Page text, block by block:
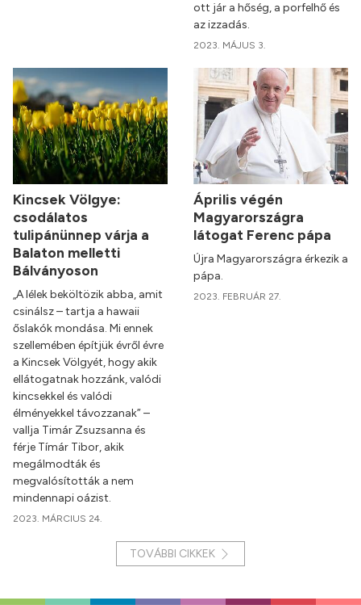
ott jár a hőség, a porfelhő és
az izzadás.
2023. MÁJUS 3.
Kincsek Völgye:
csodálatos
tulipánünnep várja a
Balaton melletti
Bálványoson
„A lélek beköltözik abba, amit
csinálsz – tartja a hawaii
őslakók mondása. Mi ennek
szellemében építjük évről évre
a Kincsek Völgyét, hogy akik
ellátogatnak hozzánk, valódi
kincsekkel és valódi
élményekkel távozzanak” –
vallja Timár Zsuzsanna és
férje Tímár Tibor, akik
megálmodták és
megvalósították a nem
mindennapi oázist.
2023. MÁRCIUS 24.
Április végén
Magyarországra
látogat Ferenc pápa
Újra Magyarországra érkezik a
pápa.
2023. FEBRUÁR 27.
TOVÁBBI CIKKEK